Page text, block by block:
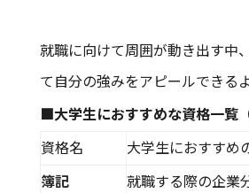
就職に向けて周囲が動き出す中
て自分の強みをアピールできる
■大学生におすすめな資格一覧
資格名
大学生におすすめ
簿記
就職する際の企業